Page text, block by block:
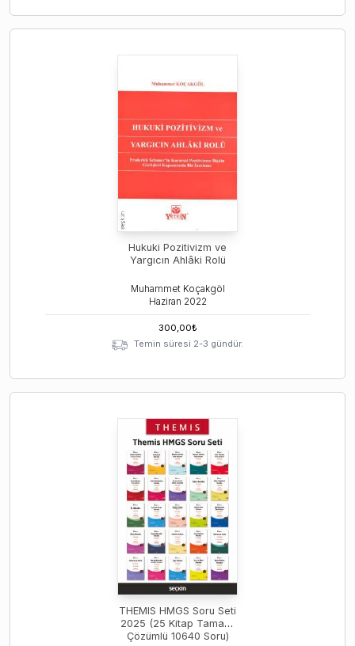
Hukuki Pozitivizm ve
Yargıcın Ahlâki Rolü
Muhammet Koçakgöl
Haziran 2022
300,00₺
Temin süresi 2-3 gündür.
THEMIS HMGS Soru Seti
2025 (25 Kitap Tamamı
Çözümlü 10640 Soru)